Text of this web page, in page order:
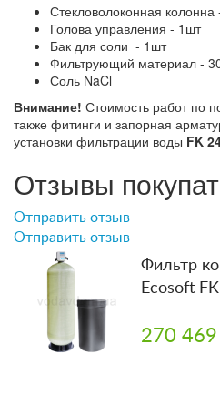
Стекловолоконная
Голова управления - 1шт
Бак для соли - 1шт
Фильтрующий материал -
Соль NaCl
Внимание! Стоимость работ по
также фитинги и запорная
установки фильтрации воды FK
Отзывы
Отправить отзыв
Отправить отзыв
Фильтр
Ecosoft
270 469